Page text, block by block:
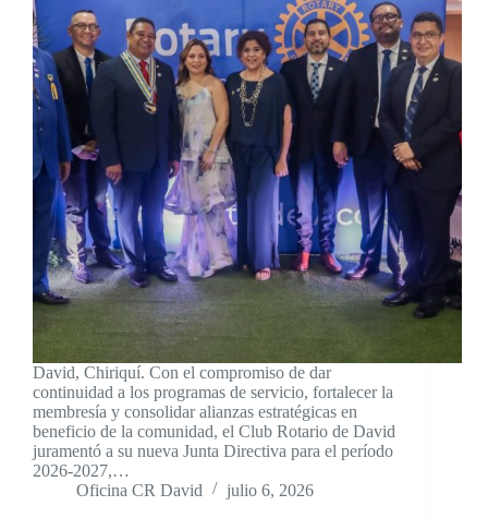
David, Chiriquí. Con el compromiso de dar
continuidad a los programas de servicio, fortalecer la
membresía y consolidar alianzas estratégicas en
beneficio de la comunidad, el Club Rotario de David
juramentó a su nueva Junta Directiva para el período
2026-2027,…
Oficina CR David
julio 6, 2026